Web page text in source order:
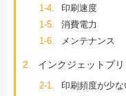
1-4.
印刷速度
1-5.
消費電力
1-6.
メンテナンス
2. インクジェットプ
2-1.
印刷頻度が少